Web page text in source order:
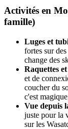
Activités en
famille)
Luges et
fortes sur
change des
Raquettes
et de
coucher du
c'est
Vue depuis
juste pour la
sur les